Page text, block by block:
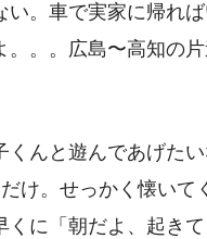
。車で実家に帰れ
。。広島〜高知の
んと遊んであげた
け。せっかく懐いて
に「朝だよ、起き